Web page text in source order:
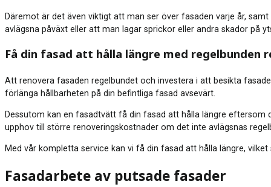
Däremot är det även viktigt att man ser över fasaden varje år,
avlägsna påväxt eller att man lagar sprickor eller andra skador på
Få din fasad att hålla längre med regelbunden
Att renovera fasaden regelbundet och investera i att besikta
förlänga hållbarheten på din befintliga fasad avsevärt.
Dessutom kan en fasadtvätt få din fasad att hålla längre eftersom
upphov till större renoveringskostnader om det inte avlägsnas
Med vår kompletta service kan vi få din fasad att hålla längre,
Fasadarbete av putsade fasader